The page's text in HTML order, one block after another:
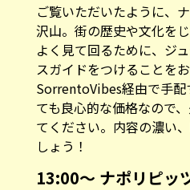
ご覧いただいたように、
沢山。街の歴史や文化を
よく見て回るために、ジ
スガイドをつけることを
SorrentoVibes経由で手配
ても良心的な価格なので
てください。内容の濃い
しょう！
13:00〜 ナポリピッ